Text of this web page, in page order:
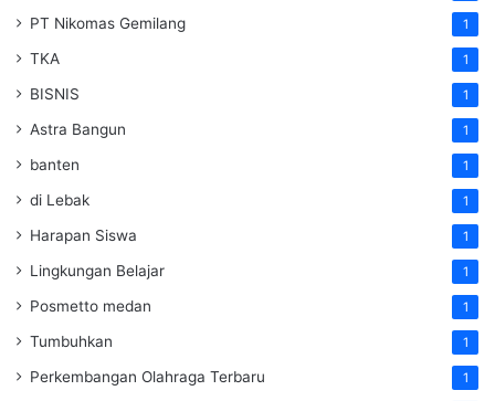
PT Nikomas Gemilang 1
TKA 1
BISNIS 1
Astra Bangun 1
banten 1
di Lebak 1
Harapan Siswa 1
Lingkungan Belajar 1
Posmetto medan 1
Tumbuhkan 1
Perkembangan Olahraga Terbaru 1